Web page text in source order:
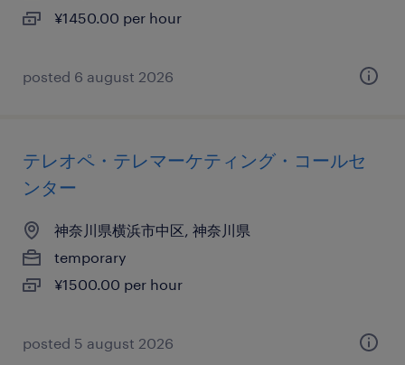
¥1450.00 per hour
posted 6 august 2026
テレオペ・テレマーケティング・コールセ
ンター
神奈川県横浜市中区, 神奈川県
temporary
¥1500.00 per hour
posted 5 august 2026